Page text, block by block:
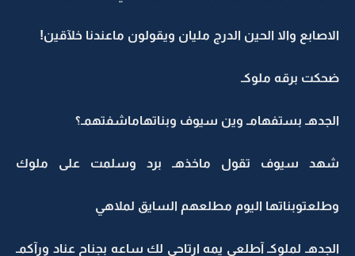
الاصابع والا الحين الدرج مليان ويقولون ماعندنا خلآقين!
ضحكت برقه ملوكـ
الجدهـ بستفهامـ وين سيوف وبناتهاماشفتهمـ؟
شهد سيوف تقول ماخذهـ برد وسلمت على ملوك
وطلعتوبناتها اليوم مطلعهم السايق لملاهي
الجدهـ لملوكـ آطلعي يمه ارتاحي لك ساعه بجناح عناد ورآكمـ